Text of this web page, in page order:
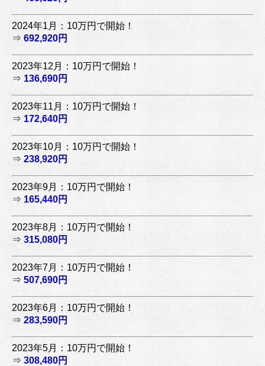
2024年1月：10万円で開始！
⇒ 692,920円
2023年12月：10万円で開始！
⇒ 136,690円
2023年11月：10万円で開始！
⇒ 172,640円
2023年10月：10万円で開始！
⇒ 238,920円
2023年9月：10万円で開始！
⇒ 165,440円
2023年8月：10万円で開始！
⇒ 315,080円
2023年7月：10万円で開始！
⇒ 507,690円
2023年6月：10万円で開始！
⇒ 283,590円
2023年5月：10万円で開始！
⇒ 308,480円